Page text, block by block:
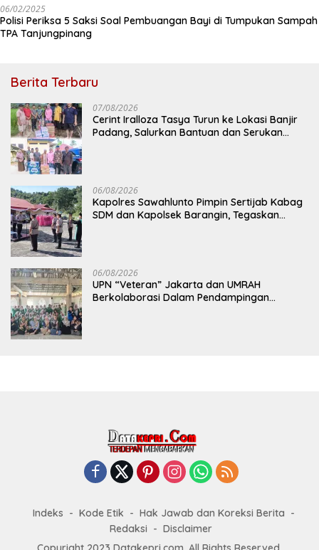
06/02/2025
Polisi Periksa 5 Saksi Soal Pembuangan Bayi di Tumpukan Sampah
TPA Tanjungpinang
Berita Terbaru
07/08/2026
Cerint Iralloza Tasya Turun ke Lokasi Banjir
Padang, Salurkan Bantuan dan Serukan
06/08/2026
Kapolres Sawahlunto Pimpin Sertijab Kabag
SDM dan Kapolsek Barangin, Tegaskan
06/08/2026
UPN “Veteran” Jakarta dan UMRAH
Berkolaborasi Dalam Pendampingan
Indeks Kode Etik
Hak Jawab dan Koreksi Berita
Redaksi
Disclaimer